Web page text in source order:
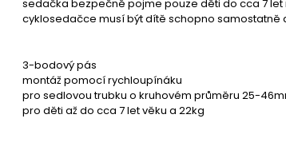
sedačka bezpečně pojme pouze děti do cca 7
cyklosedačce musí být dítě schopno samostatně
3-bodový pás
montáž pomocí rychloupínáku
pro sedlovou trubku o kruhovém průměru 25-
pro děti až do cca 7 let věku a 22kg